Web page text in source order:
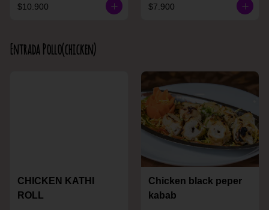
$10.900 $7.900
Entrada Pollo(chicken)
CHICKEN KATHI
ROLL
Chicken black peper
kabab